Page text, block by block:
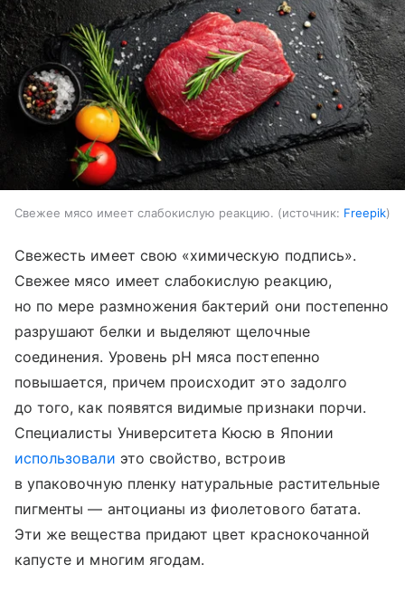
Свежее мясо имеет слабокислую реакцию. источник: Freepik
Свежесть имеет свою «химическую подпись».
Свежее мясо имеет слабокислую реакцию,
но по мере размножения бактерий они постепенно
разрушают белки и выделяют щелочные
соединения. Уровень pH мяса постепенно
повышается, причем происходит это задолго
до того, как появятся видимые признаки порчи.
Специалисты Университета Кюсю в Японии
использовали это свойство, встроив
в упаковочную пленку натуральные растительные
пигменты — антоцианы из фиолетового батата.
Эти же вещества придают цвет краснокочанной
капусте и многим ягодам.